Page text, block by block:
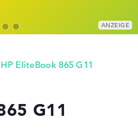
& Wissen
HP EliteBook 865 G11
G11